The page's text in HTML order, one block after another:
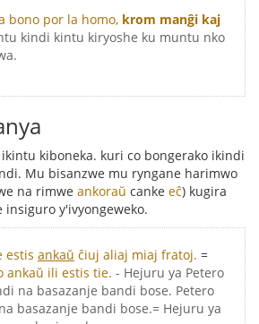
bono por la homo, krom manĝi kaj
kindi kintu kiryoshe ku muntu nko
kiboneka. kuri co bongerako ikindi
Mu bisanzwe mu ryngane harimwo
na rimwe ankoraŭ canke eĉ) kugira
y'ivyongeweko.
estis ankaŭ ĉiuj aliaj miaj fratoj. =
ankaŭ ili estis tie. - Hejuru ya Petero
na basazanje bandi bose. Petero
basazanje bandi bose.= Hejuru ya